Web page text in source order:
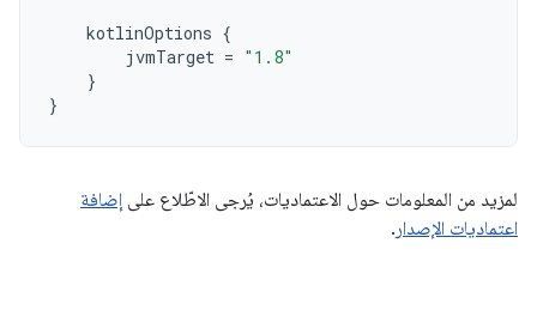
kotlinOptions {
jvmTarget = "1.8"
}
}
لمزيد من المعلومات حول الاعتماديات، يُرجى الاطّلاع على إضافة
اعتماديات الإصدار .